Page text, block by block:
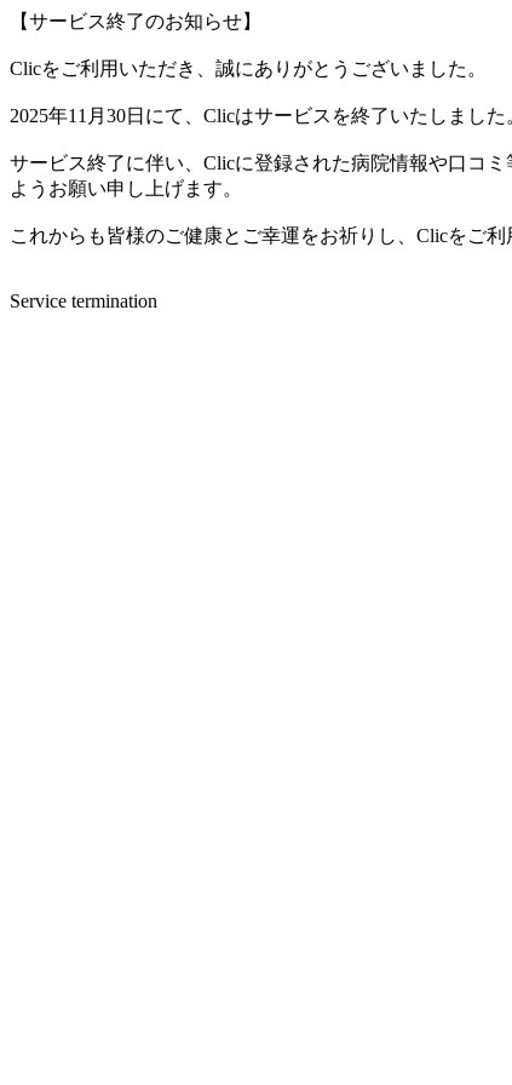
【サービス終了のお知らせ】
Clicをご利用いただき、誠にありがとうございました。
2025年11月30日にて、Clicはサービスを終了いたしまし
サービス終了に伴い、Clicに登録された病院情報や口コ
ようお願い申し上げます。
これからも皆様のご健康とご幸運をお祈りし、Clicをご
Service termination